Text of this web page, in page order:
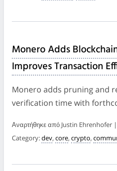
Monero Adds
Improves Transaction
Monero adds pruning and
verification time with
Αναρτήθηκε από Justin Ehrenhofer
Category:dev, core, crypto,